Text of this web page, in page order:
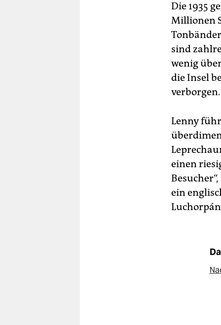
Die 1935
Millionen
sind
wenig
die Insel
verborgen.
Lenny
einen
ein
Luchorpán